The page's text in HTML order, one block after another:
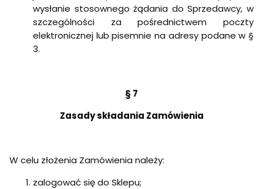
wysłanie stosownego żądania do Sprzedawcy, w
szczególności za pośrednictwem poczty
elektronicznej lub pisemnie na adresy podane w §
3.
§ 7
Zasady składania Zamówienia
W celu złożenia Zamówienia należy:
zalogować się do Sklepu;